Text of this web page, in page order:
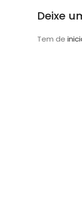
Deixe
Tem de